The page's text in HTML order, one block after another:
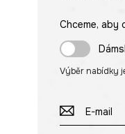
Chceme, aby
Výběr nabídky